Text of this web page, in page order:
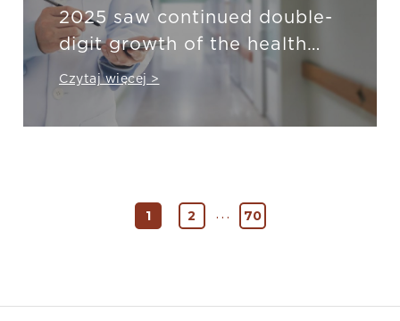
2025 saw continued double-
digit growth of the health
insurance market
Czytaj więcej >
1 2 … 70